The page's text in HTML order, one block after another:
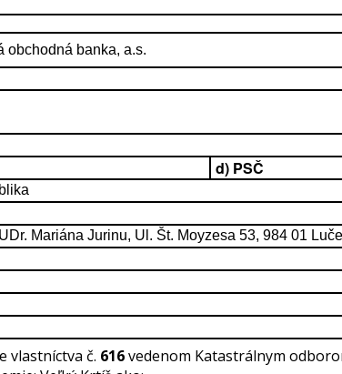
obchodná banka, a.s.
d) PSČ
Mariána Jurinu, Ul. Št. Moyzesa 53, 984 01
vlastníctva č. 616vedenom Katastrálnym